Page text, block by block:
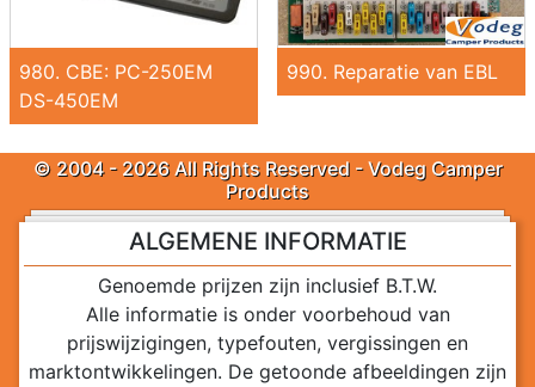
980. CBE: PC-250EM
DS-450EM
990. Reparatie van EBL
© 2004 - 2026 All Rights Reserved - Vodeg Camper
Products
ALGEMENE INFORMATIE
Genoemde prijzen zijn inclusief B.T.W.
Alle informatie is onder voorbehoud van
prijswijzigingen, typefouten, vergissingen en
marktontwikkelingen. De getoonde afbeeldingen zijn